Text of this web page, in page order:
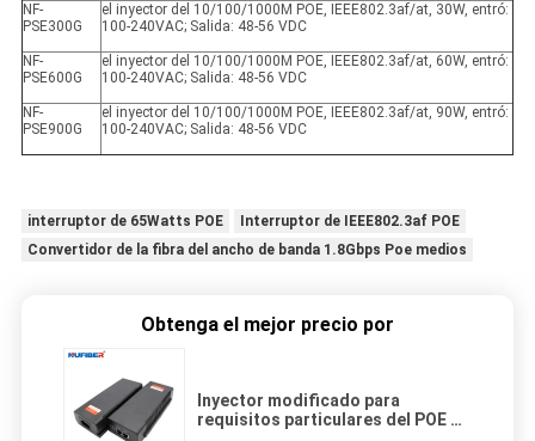
NF-
PSE300G
el inyector del 10/100/1000M POE, IEEE802.3af/at, 30W, entró:
100-240VAC; Salida: 48-56 VDC
NF-
PSE600G
el inyector del 10/100/1000M POE, IEEE802.3af/at, 60W, entró:
100-240VAC; Salida: 48-56 VDC
NF-
PSE900G
el inyector del 10/100/1000M POE, IEEE802.3af/at, 90W, entró:
100-240VAC; Salida: 48-56 VDC
interruptor de 65Watts POE
Interruptor de IEEE802.3af POE
Convertidor de la fibra del ancho de banda 1.8Gbps Poe medios
Obtenga el mejor precio por
Inyector modificado para
requisitos particulares del POE de